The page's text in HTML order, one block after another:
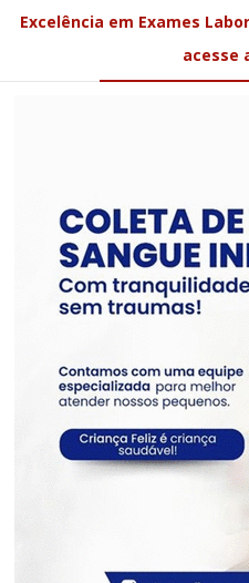
Excelência em Exames
acesse